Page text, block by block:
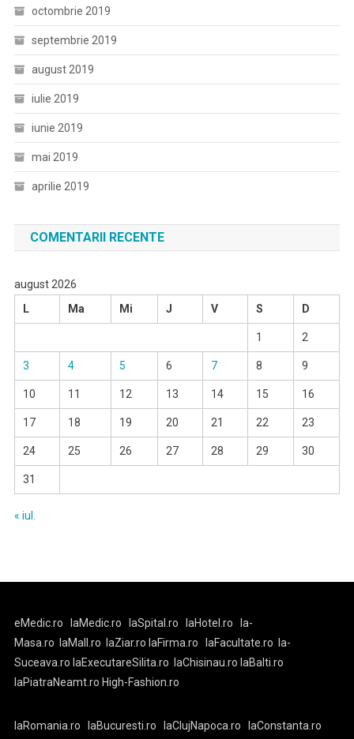
octombrie 2019
septembrie 2019
august 2019
iulie 2019
iunie 2019
mai 2019
aprilie 2019
COMENTARII RECENTE
august 2026
L
Ma Mi J V S D
1 2
3 4 5 6 7 8 9
10 11 12 13 14 15 16
17 18 19 20 21 22 23
24 25 26 27 28 29 30
31
« iul.
eMedic.ro laMedic.ro laSpital.ro laHotel.ro
la-
Masa.ro
laMall.ro laZiar.ro laFirma.ro laFacultate.ro
la-
Suceava.ro laExecutareSilita.ro laChisinau.ro laBalti.ro
laPiatraNeamt.ro High-Fashion.ro
laRomania.ro laBucuresti.ro laClujNapoca.ro laConstanta.ro